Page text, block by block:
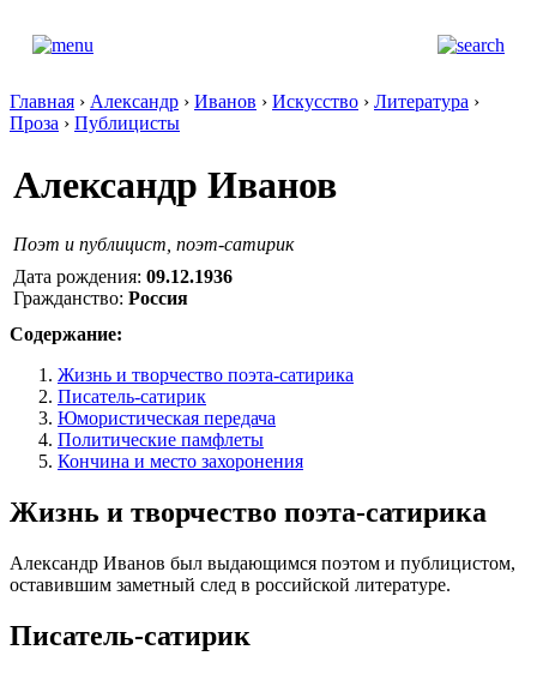
Главная › Александр › Иванов › Искусство › Литература ›
Проза › Публицисты
Александр Иванов
Поэт и публицист, поэт-сатирик
Дата рождения: 09.12.1936
Гражданство: Россия
Содержание:
Жизнь и творчество поэта-сатирика
Писатель-сатирик
Юмористическая передача
Политические памфлеты
Кончина и место захоронения
Жизнь и творчество поэта-сатирика
Александр Иванов был выдающимся поэтом и публицистом,
оставившим заметный след в российской литературе.
Писатель-сатирик